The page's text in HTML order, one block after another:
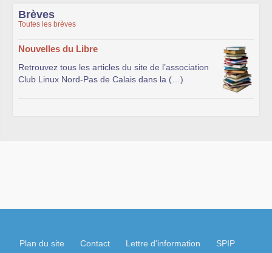
Brèves
Toutes les brèves
Nouvelles du Libre
Retrouvez tous les articles du site de l’association
Club Linux Nord-Pas de Calais dans la (…)
Plan du site Contact Lettre d'information SPIP